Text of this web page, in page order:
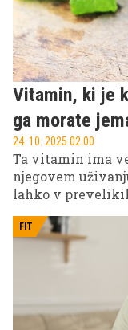
Vitamin, ki je
ga morate
24. 10. 2025 02.00
Ta vitamin ima
njegovem
lahko v
najboljši viri in
FIT